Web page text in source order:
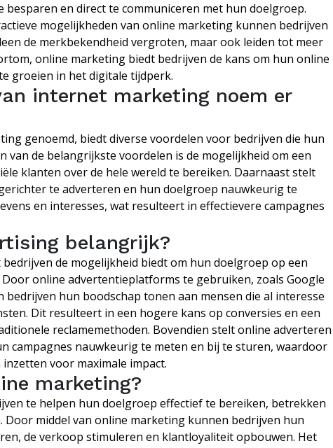
en direct te communiceren met hun doelgroep.
mogelijkheden van online marketing kunnen bedrijven
de merkbekendheid vergroten, maar ook leiden tot meer
online marketing biedt bedrijven de kans om hun online
groeien in het digitale tijdperk.
internet marketing noem er
genoemd, biedt diverse voordelen voor bedrijven die hun
van de belangrijkste voordelen is de mogelijkheid om een
klanten over de hele wereld te bereiken. Daarnaast stelt
te adverteren en hun doelgroep nauwkeurig te
en interesses, wat resulteert in effectievere campagnes
belangrijk?
de mogelijkheid biedt om hun doelgroep op een
online advertentieplatforms te gebruiken, zoals Google
bedrijven hun boodschap tonen aan mensen die al interesse
Dit resulteert in een hogere kans op conversies en een
reclamemethoden. Bovendien stelt online adverteren
campagnes nauwkeurig te meten en bij te sturen, waardoor
voor maximale impact.
marketing?
te helpen hun doelgroep effectief te bereiken, betrekken
Door middel van online marketing kunnen bedrijven hun
de verkoop stimuleren en klantloyaliteit opbouwen. Het